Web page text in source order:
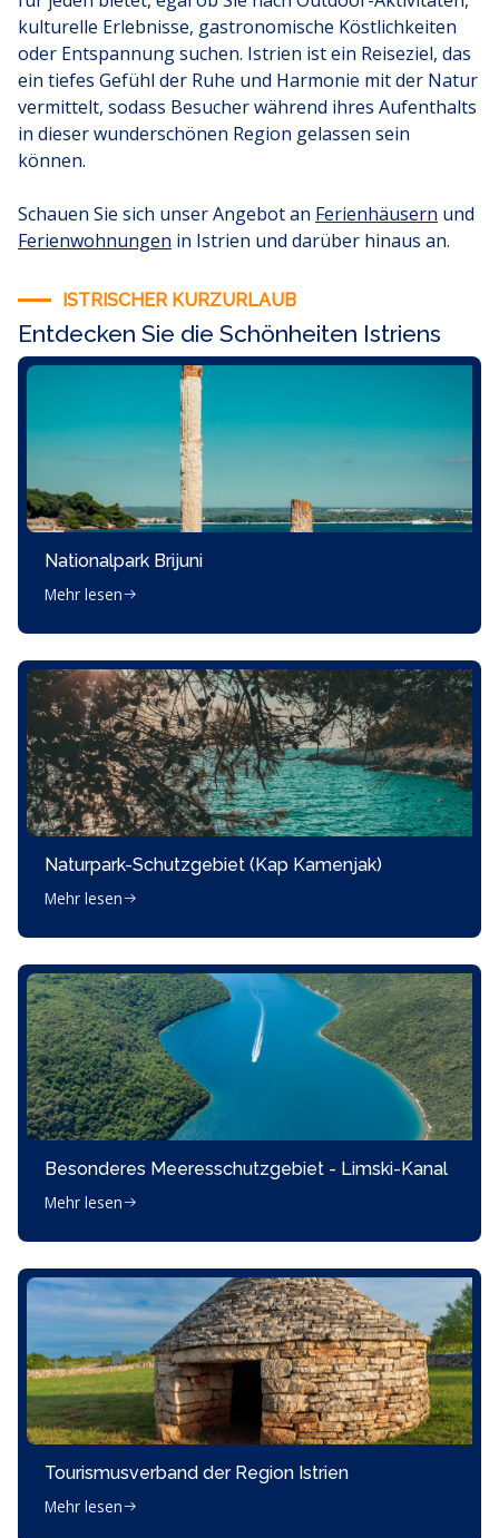
kulturelle Erlebnisse, gastronomische Köstlichkeiten
oder Entspannung suchen. Istrien ist ein Reiseziel, das
ein tiefes Gefühl der Ruhe und Harmonie mit der Natur
vermittelt, sodass Besucher während ihres Aufenthalts
in dieser wunderschönen Region gelassen sein
können.
Schauen Sie sich unser Angebot an Ferienhäusern und
Ferienwohnungen in Istrien und darüber hinaus an.
ISTRISCHER KURZURLAUB
Entdecken Sie die Schönheiten Istriens
Nationalpark Brijuni
Mehr lesen
Naturpark-Schutzgebiet (Kap Kamenjak)
Mehr lesen
Besonderes Meeresschutzgebiet - Limski-Kanal
Mehr lesen
Tourismusverband der Region Istrien
Mehr lesen